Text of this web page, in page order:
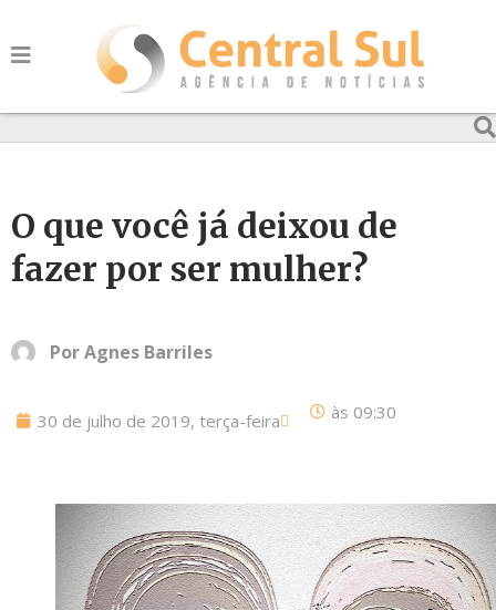
O que você já deixou de
fazer por ser mulher?
PorAgnes Barriles
30 de julho de 2019, terça-feira às 09:30